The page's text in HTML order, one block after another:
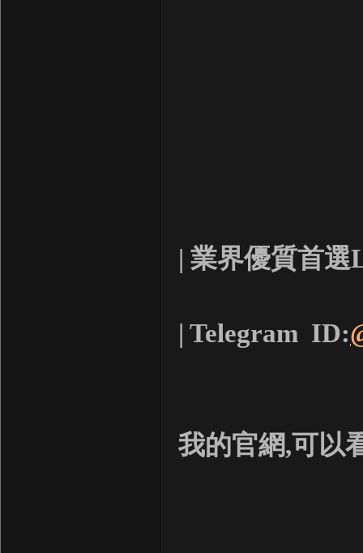
| 業界優質首
| Telegram ID:
我的官網,可以